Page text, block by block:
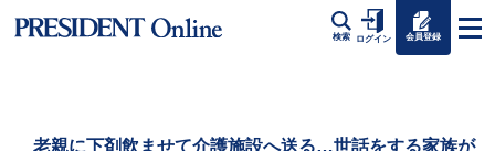
検索 ログイン 会員登録
老親に下剤飲ませて介護施設へ送る…世話をする家族が